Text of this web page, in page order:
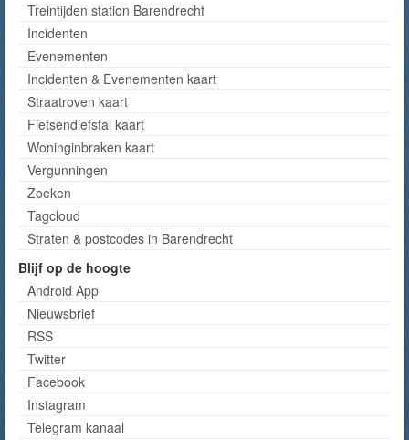
Treintijden station Barendrecht
Incidenten
Evenementen
Incidenten & Evenementen kaart
Straatroven kaart
Fietsendiefstal kaart
Woninginbraken kaart
Vergunningen
Zoeken
Tagcloud
Straten & postcodes in Barendrecht
Blijf op de hoogte
Android App
Nieuwsbrief
RSS
Twitter
Facebook
Instagram
Telegram kanaal